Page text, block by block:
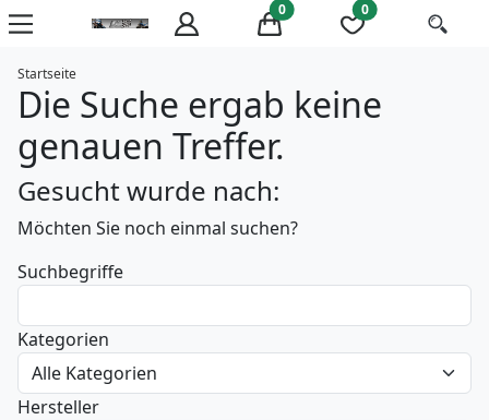
0 0
Startseite
Die Suche ergab keine
genauen Treffer.
Gesucht wurde nach:
Möchten Sie noch einmal suchen?
Suchbegriffe
Kategorien
Hersteller